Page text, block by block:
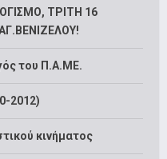
ΤΡΙΤΗ 16
του Π.Α.ΜΕ.
2012)
κινήματος